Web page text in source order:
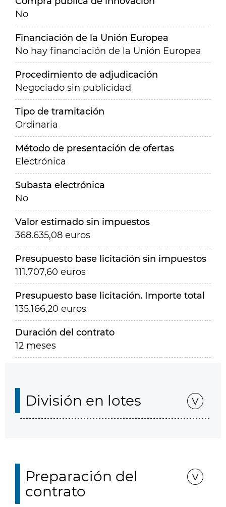
No
Financiación de la Unión Europea
No hay financiación de la Unión Europea
Procedimiento de adjudicación
Negociado sin publicidad
Tipo de tramitación
Ordinaria
Método de presentación de ofertas
Electrónica
Subasta electrónica
No
Valor estimado sin impuestos
368.635,08 euros
Presupuesto base licitación sin impuestos
111.707,60 euros
Presupuesto base licitación. Importe total
135.166,20 euros
Duración del contrato
12 meses
División en lotes
Preparación del
contrato